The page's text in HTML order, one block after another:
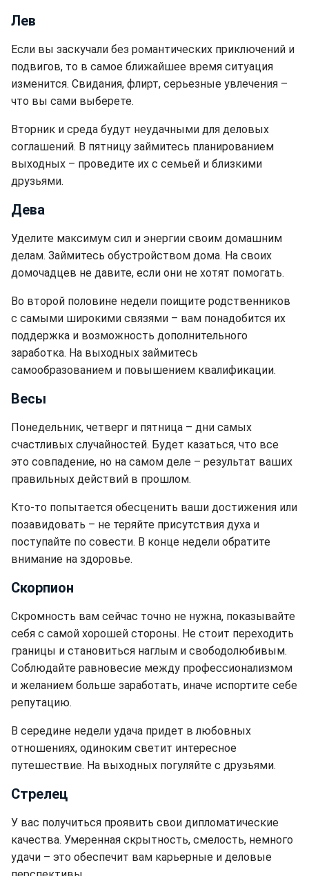
Лев
Если вы заскучали без романтических приключений и
подвигов, то в самое ближайшее время ситуация
изменится. Свидания, флирт, серьезные увлечения –
что вы сами выберете.
Вторник и среда будут неудачными для деловых
соглашений. В пятницу займитесь планированием
выходных – проведите их с семьей и близкими
друзьями.
Дева
Уделите максимум сил и энергии своим домашним
делам. Займитесь обустройством дома. На своих
домочадцев не давите, если они не хотят помогать.
Во второй половине недели поищите родственников
с самыми широкими связями – вам понадобится их
поддержка и возможность дополнительного
заработка. На выходных займитесь
самообразованием и повышением квалификации.
Весы
Понедельник, четверг и пятница – дни самых
счастливых случайностей. Будет казаться, что все
это совпадение, но на самом деле – результат ваших
правильных действий в прошлом.
Кто-то попытается обесценить ваши достижения или
позавидовать – не теряйте присутствия духа и
поступайте по совести. В конце недели обратите
внимание на здоровье.
Скорпион
Скромность вам сейчас точно не нужна, показывайте
себя с самой хорошей стороны. Не стоит переходить
границы и становиться наглым и свободолюбивым.
Соблюдайте равновесие между профессионализмом
и желанием больше заработать, иначе испортите себе
репутацию.
В середине недели удача придет в любовных
отношениях, одиноким светит интересное
путешествие. На выходных погуляйте с друзьями.
Стрелец
У вас получиться проявить свои дипломатические
качества. Умеренная скрытность, смелость, немного
удачи – это обеспечит вам карьерные и деловые